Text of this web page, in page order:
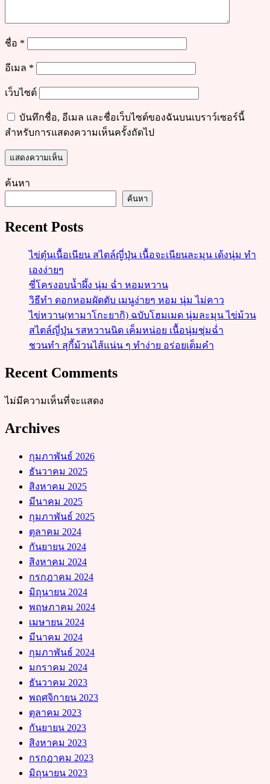
ชื่อ *
อีเมล *
เว็บไซต์
บันทึกชื่อ, อีเมล และชื่อเว็บไซต์ของฉันบนเบราว์เซอร์นี้
สำหรับการแสดงความเห็นครั้งถัดไป
ค้นหา
ค้นหา
Recent Posts
ไข่ตุ๋นเนื้อเนียน สไตล์ญี่ปุ่น เนื้อจะเนียนละมุน เด้งนุ่ม ทำ
เองง่ายๆ
ซี่โครงอบน้ำผึ้ง นุ่ม ฉ่ำ หอมหวาน
วิธีทำ ดอกหอมผัดตับ เมนูง่ายๆ หอม นุ่ม ไม่คาว
ไข่หวาน(ทามาโกะยากิ) ฉบับโฮมเมด นุ่มละมุน ไข่ม้วน
สไตล์ญี่ปุ่น รสหวานนิด เค็มหน่อย เนื้อนุ่มชุ่มฉ่ำ
ชวนทำ สุกี้ม้วนไส้แน่น ๆ ทำง่าย อร่อยเต็มคำ
Recent Comments
ไม่มีความเห็นที่จะแสดง
Archives
กุมภาพันธ์ 2026
ธันวาคม 2025
สิงหาคม 2025
มีนาคม 2025
กุมภาพันธ์ 2025
ตุลาคม 2024
กันยายน 2024
สิงหาคม 2024
กรกฎาคม 2024
มิถุนายน 2024
พฤษภาคม 2024
เมษายน 2024
มีนาคม 2024
กุมภาพันธ์ 2024
มกราคม 2024
ธันวาคม 2023
พฤศจิกายน 2023
ตุลาคม 2023
กันยายน 2023
สิงหาคม 2023
กรกฎาคม 2023
มิถุนายน 2023